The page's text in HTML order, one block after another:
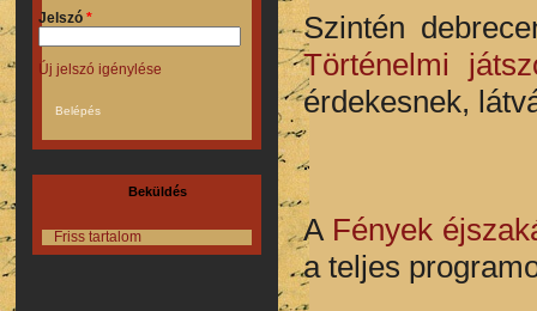
Jelszó *
Új jelszó igénylése
Beküldés
Friss tartalom
Szintén
Történelmi
érdekesnek,
A Fények
a teljes